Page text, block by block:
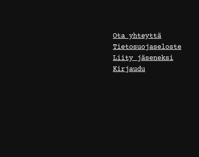
Ota yhteyttä
Tietosuojaseloste
Liity jäseneksi
Kirjaudu